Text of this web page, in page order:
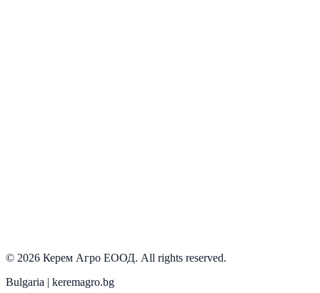
© 2026 Керем Агро ЕООД. All rights reserved.
Bulgaria | keremagro.bg